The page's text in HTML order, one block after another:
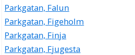
Parkgatan, Falun
Parkgatan, Figeholm
Parkgatan, Finja
Parkgatan, Fjugesta